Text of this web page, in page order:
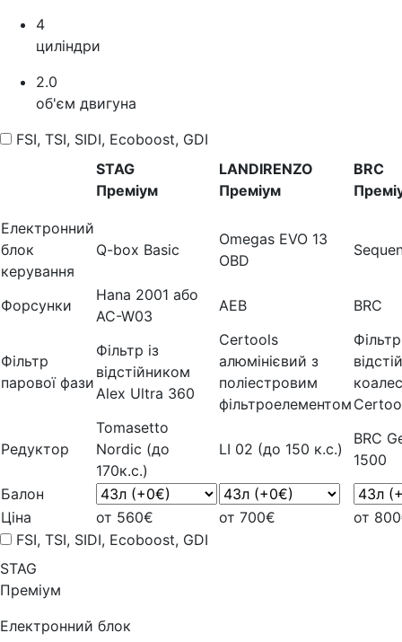
4
циліндри
2.0
об'єм двигуна
FSI, TSI, SIDI, Ecoboost, GDI
STAG
Преміум
LANDIRENZO
Преміум
BRC
Електронний
блок
керування
Q-box Basic
Omegas EVO 13
OBD
Форсунки
Hana 2001 або
AC-W03
AEB BRC
Фільтр
парової фази
Фільтр із
відстійником
Alex Ultra 360
Certools
алюмінієвий з
поліестровим
фільтроелементом
Фільтр
Редуктор
Tomasetto
Nordic (до
170к.с.)
LI 02 (до 150 к.с.)
BRC
1500
Балон
Ціна
от 560€ от 700€
от
FSI, TSI, SIDI, Ecoboost, GDI
STAG
Преміум
Електронний блок